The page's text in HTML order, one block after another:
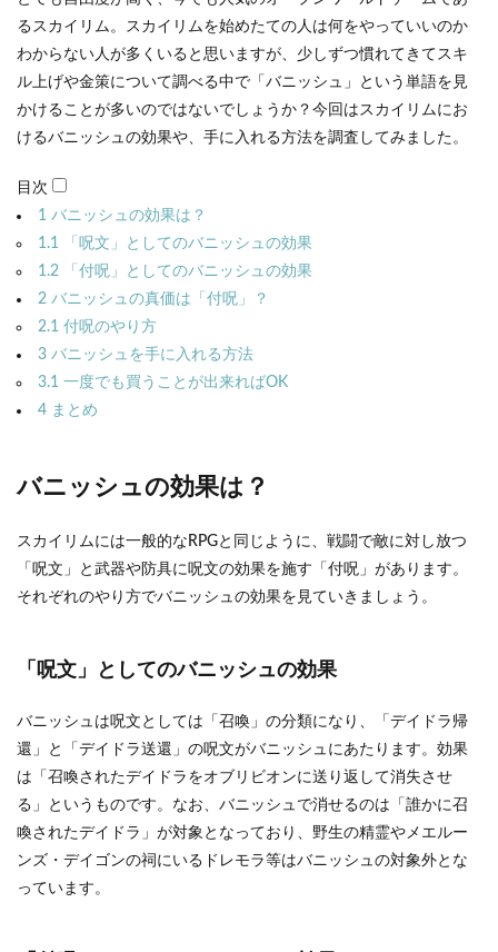
るスカイリム。スカイリムを始めたての人は何をやっていいのか
わからない人が多くいると思いますが、少しずつ慣れてきてスキ
ル上げや金策について調べる中で「バニッシュ」という単語を見
かけることが多いのではないでしょうか？今回はスカイリムにお
けるバニッシュの効果や、手に入れる方法を調査してみました。
目次
1 バニッシュの効果は？
1.1 「呪文」としてのバニッシュの効果
1.2 「付呪」としてのバニッシュの効果
2 バニッシュの真価は「付呪」？
2.1 付呪のやり方
3 バニッシュを手に入れる方法
3.1 一度でも買うことが出来ればOK
4 まとめ
バニッシュの効果は？
スカイリムには一般的なRPGと同じように、戦闘で敵に対し放つ
「呪文」と武器や防具に呪文の効果を施す「付呪」があります。
それぞれのやり方でバニッシュの効果を見ていきましょう。
「呪文」としてのバニッシュの効果
バニッシュは呪文としては「召喚」の分類になり、「デイドラ帰
還」と「デイドラ送還」の呪文がバニッシュにあたります。効果
は「召喚されたデイドラをオブリビオンに送り返して消失させ
る」というものです。なお、バニッシュで消せるのは「誰かに召
喚されたデイドラ」が対象となっており、野生の精霊やメエルー
ンズ・デイゴンの祠にいるドレモラ等はバニッシュの対象外とな
っています。